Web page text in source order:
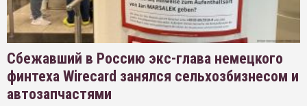
Сбежавший в Россию экс-глава немецкого
финтеха Wirecard занялся сельхозбизнесом и
автозапчастями